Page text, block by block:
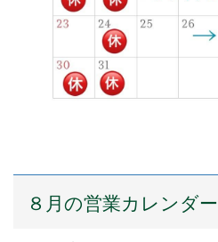
８月の営業カレンダー